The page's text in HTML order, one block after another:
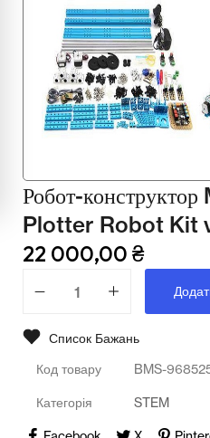
Географія
Меблі
Освіта
Фізика
Захист
Робот-
Plotter Robot Kit
22 000,00 ₴
Список Бажань
Код товару BMS-
Категорія STEM